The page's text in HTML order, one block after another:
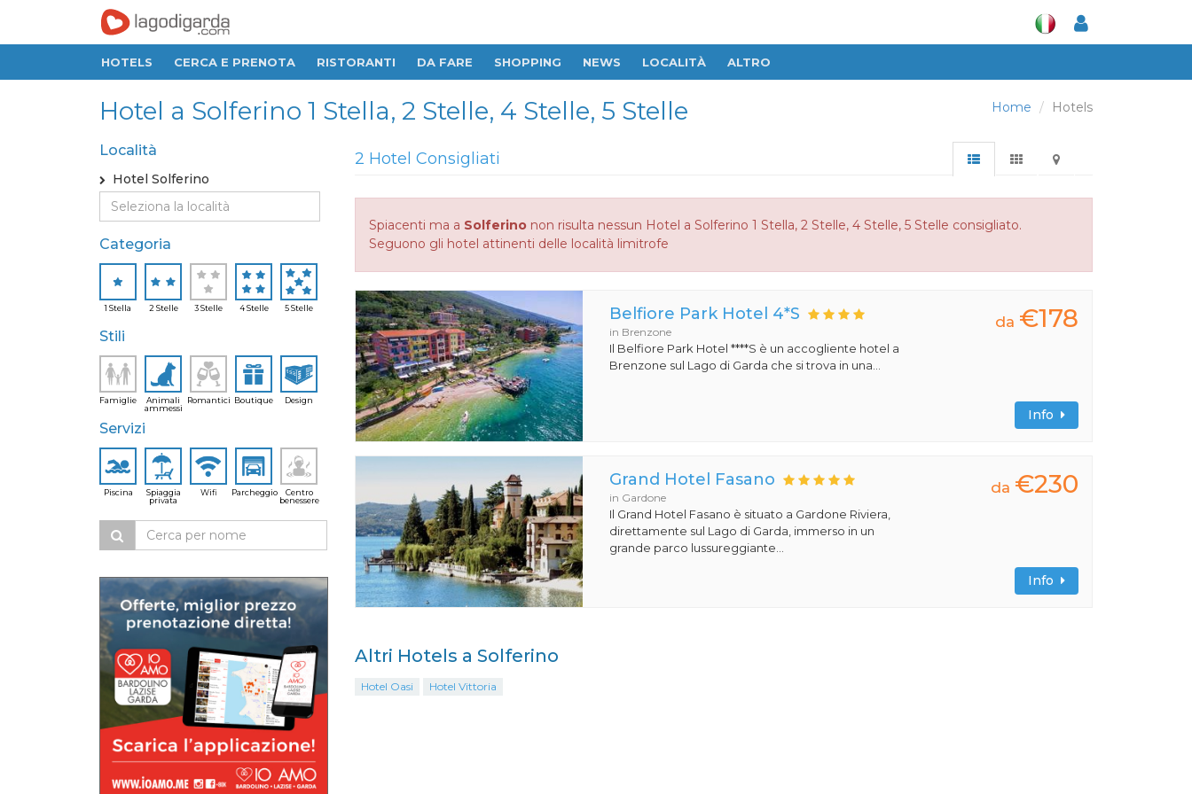
HOTELS CERCA E PRENOTA RISTORANTI DA FARE SHOPPING NEWS LOCALITÀ ALTRO
Home Hotels
Hotel a Solferino 1 Stella, 2 Stelle, 4 Stelle, 5 Stelle
Località
Hotel Solferino
Categoria
1 Stella 2 Stelle 3 Stelle 4 Stelle 5 Stelle
Stili
Famiglie
Animali
ammessi
Romantici Boutique Design
Servizi
Piscina
Spiaggia
privata
Wifi Parcheggio
Centro
benessere
2 Hotel Consigliati
Spiacenti ma a Solferinonon risulta nessun Hotel a Solferino 1 Stella, 2 Stelle, 4 Stelle, 5 Stelle consigliato.
Seguono gli hotel attinenti delle località limitrofe
Belfiore Park Hotel 4*S
in Brenzone
Il Belfiore Park Hotel ****S è un accogliente hotel a
Brenzone sul Lago di Garda che si trova in una...
da €178
Info
Grand Hotel Fasano
in Gardone
Il Grand Hotel Fasano è situato a Gardone Riviera,
direttamente sul Lago di Garda, immerso in un
grande parco lussureggiante...
da €230
Info
Altri Hotels a Solferino
Hotel Oasi Hotel Vittoria